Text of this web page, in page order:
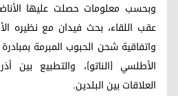
وبحسب معلومات حصلت عليها
عقب اللقاء، بحث فيدان مع نظيره
واتفاقية شحن الحبوب المبرمة
الأطلسي (الناتو)، والتطبيع بين
العلاقات بين البلدين.